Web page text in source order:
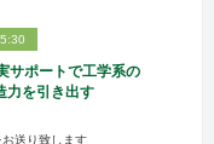
サポートで工学系の
力を引き出す
送り致します